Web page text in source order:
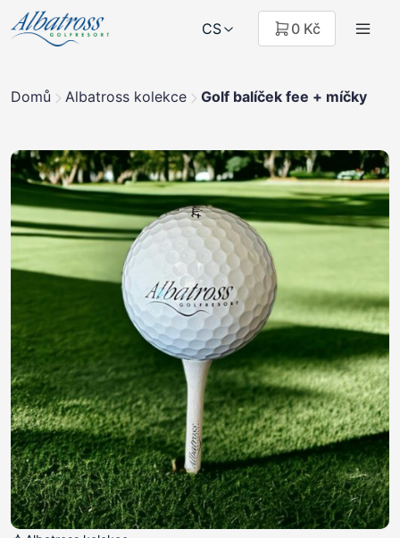
CS 0 Kč
Domů Albatross kolekce Golf balíček fee + míčky